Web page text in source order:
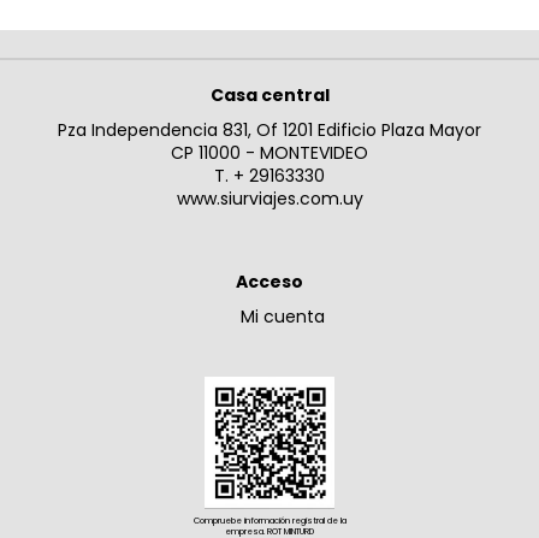
Casa central
Pza Independencia 831, Of 1201 Edificio Plaza Mayor
CP 11000 - MONTEVIDEO
T. + 29163330
www.siurviajes.com.uy
Acceso
Mi cuenta
Compruebe información registral de la
empresa. ROT MINTURD